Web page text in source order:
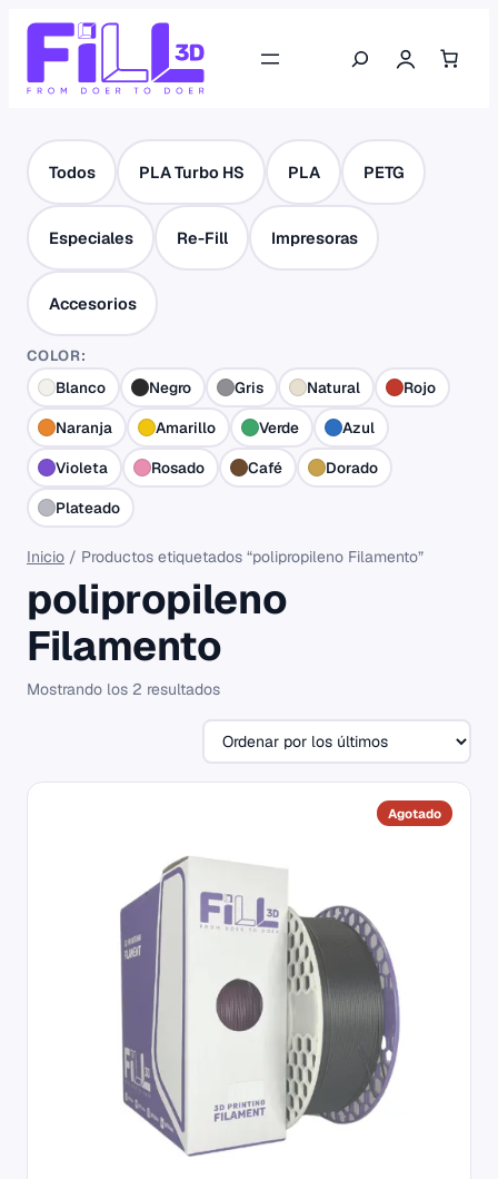
Saltar
contenido
Buscar
Todos PLA Turbo HS PLA PETG
Especiales Re-Fill Impresoras
Accesorios
COLOR:
Blanco Negro Gris Natural
Rojo
Naranja
Amarillo Verde
Azul
Violeta
Rosado Café
Dorado
Plateado
Inicio / Productos etiquetados “polipropileno Filamento”
polipropileno
Filamento
Mostrando los 2 resultadosOrdenado
los
últimos